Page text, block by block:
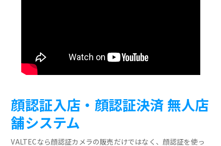
顔認証入店・顔認証決済 無人店
舗システム
VALTECなら顔認証カメラの販売だけではなく、顔認証を使っ